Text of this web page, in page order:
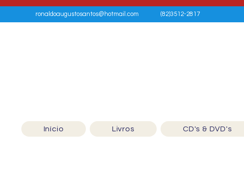
ronaldoaugustosantos@hotmail.com (82)3512-2817
Início Livros CD's & DVD's